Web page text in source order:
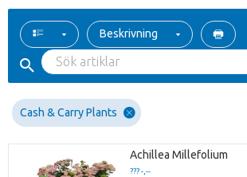
Beskrivning
Cash & Carry Plants
Achillea Millefolium
??? -,--